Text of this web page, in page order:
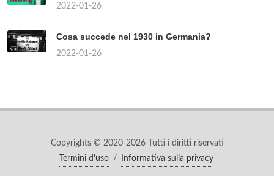
2022-01-26
Cosa succede nel 1930 in Germania?
2022-01-26
Copyrights © 2020-2026 Tutti i diritti riservati
Termini d'uso
/ Informativa sulla privacy